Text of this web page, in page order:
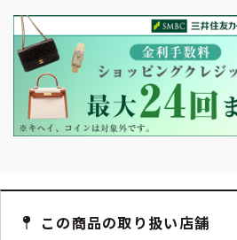
この商品の取り扱い店舗